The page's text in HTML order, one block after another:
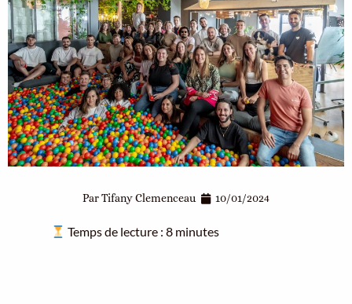
ParTifany Clemenceau 10/01/2024
Temps de lecture : 8 minutes